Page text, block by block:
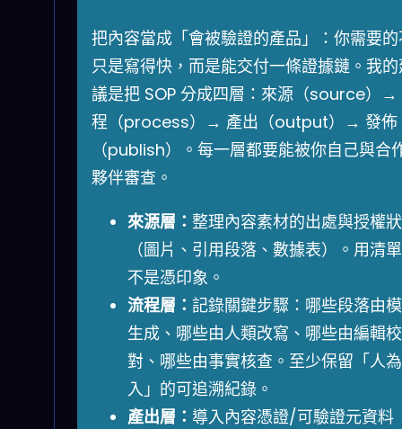
把內容當成「會被驗證的產品」：你需要
只是寫得快，而是能交付一條證據鏈。我
議是把 SOP 分成四層：來源（source）→
程（process）→ 產出（output）→ 發佈
（publish）。每一層都要能被你自己與合
夥伴審查。
來源層： 整理內容素材的出處與授權
（圖片、引用段落、數據表）。用清
不是憑印象。
流程層： 記錄關鍵步驟：哪些段落由
生成、哪些由人類改寫、哪些由編輯校
對、哪些由事實核查。至少保留「人
入」的可追溯紀錄。
產出層： 導入內容憑證/可驗證元資料